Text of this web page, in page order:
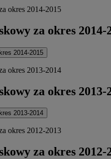
za okres 2014-
2014-2015
za okres 2013-
2013-2014
za okres 2012-